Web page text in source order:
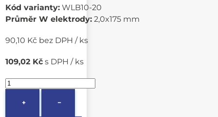
Kód varianty: WLB10-20
Průměr W elektrody: 2,0x175 mm
90,10 Kč bez DPH / ks
109,02 Kč s DPH / ks
+ −